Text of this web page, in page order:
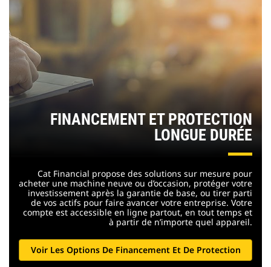
FINANCEMENT ET PROTECTION
LONGUE DURÉE
Cat Financial propose des solutions sur mesure pour
acheter une machine neuve ou d’occasion, protéger votre
investissement après la garantie de base, ou tirer parti
de vos actifs pour faire avancer votre entreprise. Votre
compte est accessible en ligne partout, en tout temps et
à partir de n’importe quel appareil.
Voir Les Options De Financement Et De Protection